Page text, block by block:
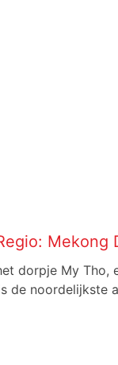
Mekong
dorpje My Tho,
noordelijkste